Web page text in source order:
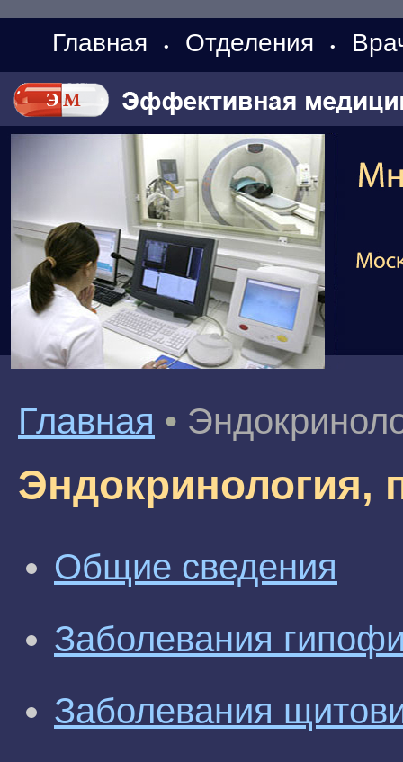
Главная • Отделения •
Главная •
Эндокринология,
Общие сведения
Заболевания
Заболевания